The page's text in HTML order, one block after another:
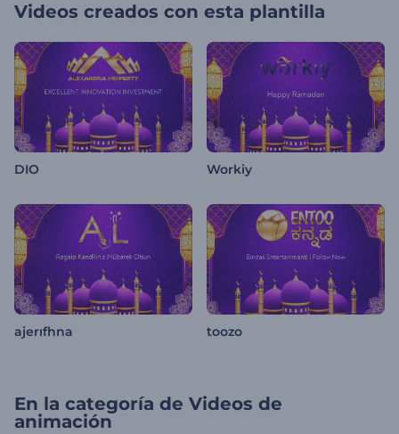
Videos creados con esta plantilla
DIO Workiy
ajerıfhna toozo
En la categoría de Videos de
animación